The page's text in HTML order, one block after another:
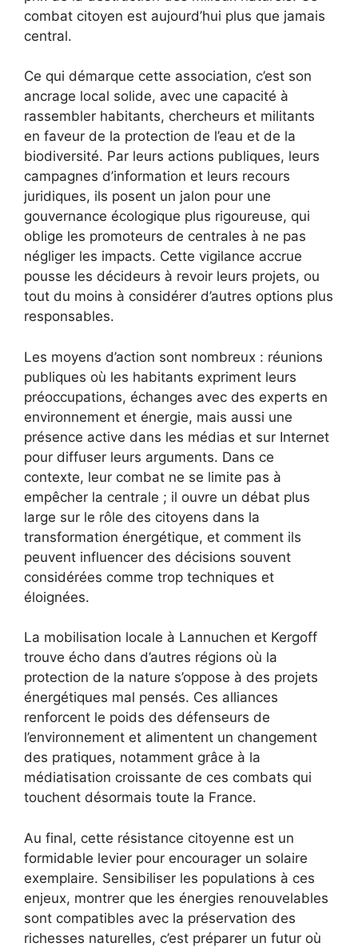
combat citoyen est aujourd’hui plus que jamais
central.
Ce qui démarque cette association, c’est son
ancrage local solide, avec une capacité à
rassembler habitants, chercheurs et militants
en faveur de la protection de l’eau et de la
biodiversité. Par leurs actions publiques, leurs
campagnes d’information et leurs recours
juridiques, ils posent un jalon pour une
gouvernance écologique plus rigoureuse, qui
oblige les promoteurs de centrales à ne pas
négliger les impacts. Cette vigilance accrue
pousse les décideurs à revoir leurs projets, ou
tout du moins à considérer d’autres options plus
responsables.
Les moyens d’action sont nombreux : réunions
publiques où les habitants expriment leurs
préoccupations, échanges avec des experts en
environnement et énergie, mais aussi une
présence active dans les médias et sur Internet
pour diffuser leurs arguments. Dans ce
contexte, leur combat ne se limite pas à
empêcher la centrale ; il ouvre un débat plus
large sur le rôle des citoyens dans la
transformation énergétique, et comment ils
peuvent influencer des décisions souvent
considérées comme trop techniques et
éloignées.
La mobilisation locale à Lannuchen et Kergoff
trouve écho dans d’autres régions où la
protection de la nature s’oppose à des projets
énergétiques mal pensés. Ces alliances
renforcent le poids des défenseurs de
l’environnement et alimentent un changement
des pratiques, notamment grâce à la
médiatisation croissante de ces combats qui
touchent désormais toute la France.
Au final, cette résistance citoyenne est un
formidable levier pour encourager un solaire
exemplaire. Sensibiliser les populations à ces
enjeux, montrer que les énergies renouvelables
sont compatibles avec la préservation des
richesses naturelles, c’est préparer un futur où